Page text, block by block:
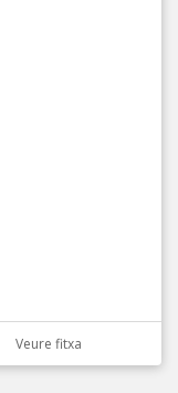
Veure fitxa